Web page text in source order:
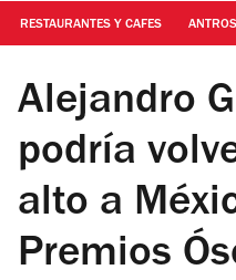
RESTAURANTES Y CAFES
Foto: Cortesía Roastbrief
Alejandro
podría
alto a
Premios